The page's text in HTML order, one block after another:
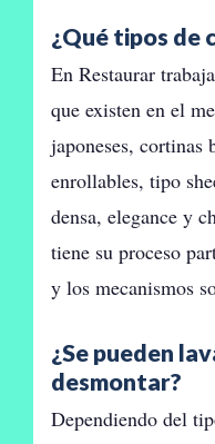
¿Qué tipos de
En Restaurar
que existen en el
japoneses, cortinas
enrollables, tipo
densa, elegance y
tiene su proceso
y los mecanismos
¿Se pueden
desmontar?
Dependiendo del